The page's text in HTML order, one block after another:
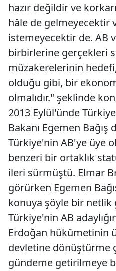
hazır değildir ve
hâle de gelmeyecektir
istemeyecektir de. AB
birbirlerine gerçekleri
müzakerelerinin
olduğu gibi, bir
olmalıdır." şeklinde
2013 Eylül'ünde
Bakanı Egemen Bağış
Türkiye'nin AB'ye üye
benzeri bir ortaklık
ileri sürmüştü. Elmar
görürken Egemen
konuya şöyle bir netlik
Türkiye'nin AB
Erdoğan hükûmetinin
devletine dönüştürme
gündeme getirilmeye